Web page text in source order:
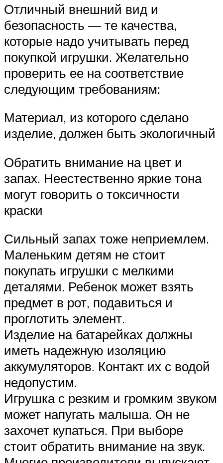
Отличный внешний вид и
безопасность — те качества,
которые надо учитывать перед
покупкой игрушки. Желательно
проверить ее на соответствие
следующим требованиям:
Материал, из которого сделано
изделие, должен быть экологичный
Обратить внимание на цвет и
запах. Неестественно яркие тона
могут говорить о токсичности
краски
Сильный запах тоже неприемлем.
Маленьким детям не стоит
покупать игрушки с мелкими
деталями. Ребенок может взять
предмет в рот, подавиться и
проглотить элемент.
Изделие на батарейках должны
иметь надежную изоляцию
аккумуляторов. Контакт их с водой
недопустим.
Игрушка с резким и громким звуком
может напугать малыша. Он не
захочет купаться. При выборе
стоит обратить внимание на звук.